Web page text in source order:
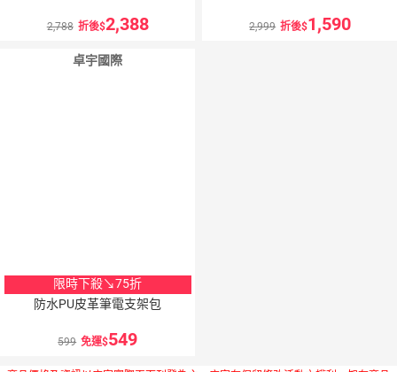
2,788 折後 2,388 2,999 折後 1,590
卓宇國際
限時下殺↘75折
防水PU皮革筆電支架包
599 免運 549